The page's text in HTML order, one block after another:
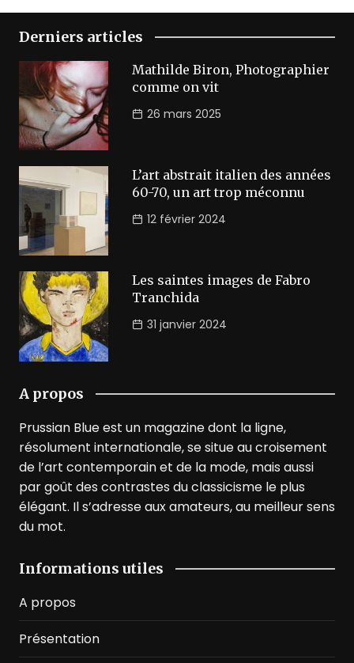
Derniers articles
Mathilde Biron, Photographier
comme on vit
26 mars 2025
L’art abstrait italien des années
60-70, un art trop méconnu
12 février 2024
Les saintes images de Fabro
Tranchida
31 janvier 2024
A propos
Prussian Blue est un magazine dont la ligne,
résolument internationale, se situe au croisement
de l’art contemporain et de la mode, mais aussi
par goût des contrastes du classicisme le plus
élégant. Il s’adresse aux amateurs, au meilleur sens
du mot.
Informations utiles
A propos
Présentation